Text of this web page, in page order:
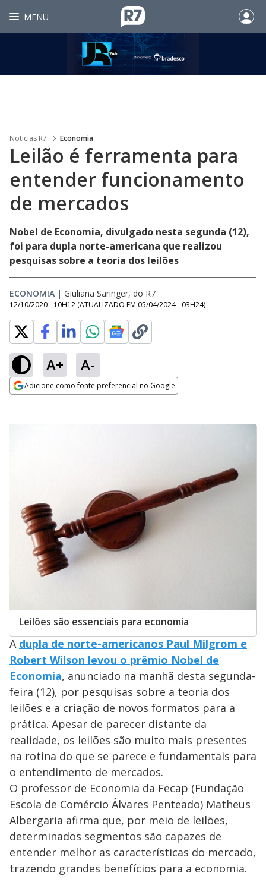
MENU
Noticias R7 Economia
Leilão é ferramenta para
entender funcionamento
de mercados
Nobel de Economia, divulgado nesta segunda (12),
foi para dupla norte-americana que realizou
pesquisas sobre a teoria dos leilões
ECONOMIA | Giuliana Saringer, do R7
12/10/2020 - 10H12 (ATUALIZADO EM 05/04/2024 - 03H24)
A+ A-
Adicione como fonte preferencial no Google
Leilões são essenciais para economia
A dupla de norte-americanos Paul Milgrom e
Robert Wilson levou o prêmio Nobel de
Economia, anunciado na manhã desta segunda-
feira (12), por pesquisas sobre a teoria dos
leilões e a criação de novos formatos para a
prática. Apesar de parecer distante da
realidade, os leilões são muito mais presentes
na rotina do que se parece e fundamentais para
o entendimento de mercados.
O professor de Economia da Fecap (Fundação
Escola de Comércio Álvares Penteado) Matheus
Albergaria afirma que, por meio de leilões,
determinados segmentos são capazes de
entender melhor as características do mercado,
trazendo grandes benefícios para a economia.